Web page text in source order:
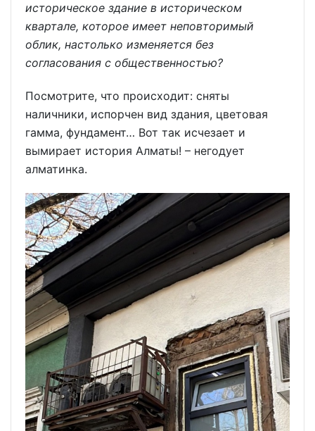
историческое здание в историческом
квартале, которое имеет неповторимый
облик, настолько изменяется без
согласования с общественностью?
Посмотрите, что происходит: сняты
наличники, испорчен вид здания, цветовая
гамма, фундамент… Вот так исчезает и
вымирает история Алматы! – негодует
алматинка.